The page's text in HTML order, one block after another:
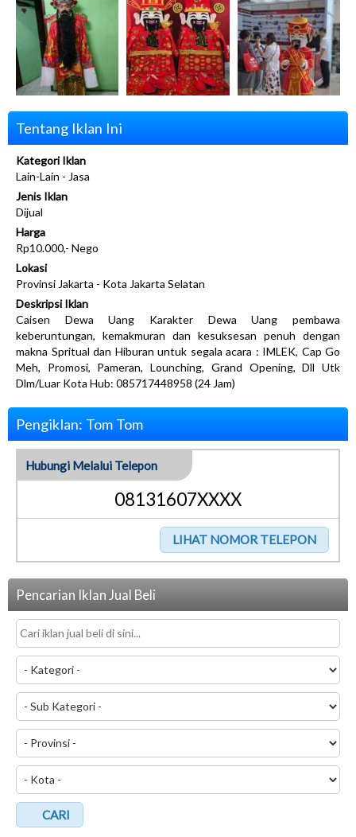
Tentang Iklan Ini
Kategori Iklan
Lain-Lain - Jasa
Jenis Iklan
Dijual
Harga
Rp10.000,- Nego
Lokasi
Provinsi Jakarta - Kota Jakarta Selatan
Deskripsi Iklan
Caisen Dewa Uang Karakter Dewa Uang pembawa
keberuntungan, kemakmuran dan kesuksesan penuh dengan
makna Spritual dan Hiburan untuk segala acara : IMLEK, Cap Go
Meh, Promosi, Pameran, Lounching, Grand Opening, Dll Utk
Dlm/Luar Kota Hub: 085717448958 (24 Jam)
Pengiklan: Tom Tom
Hubungi Melalui Telepon
08131607XXXX
Pencarian Iklan Jual Beli
CARI